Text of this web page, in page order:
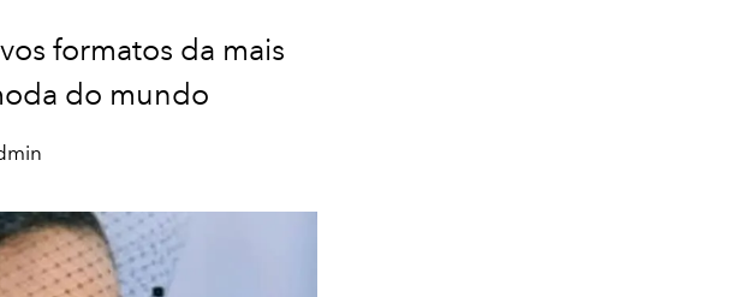
formatos da mais
do mundo